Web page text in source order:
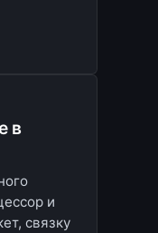
в
и
связку